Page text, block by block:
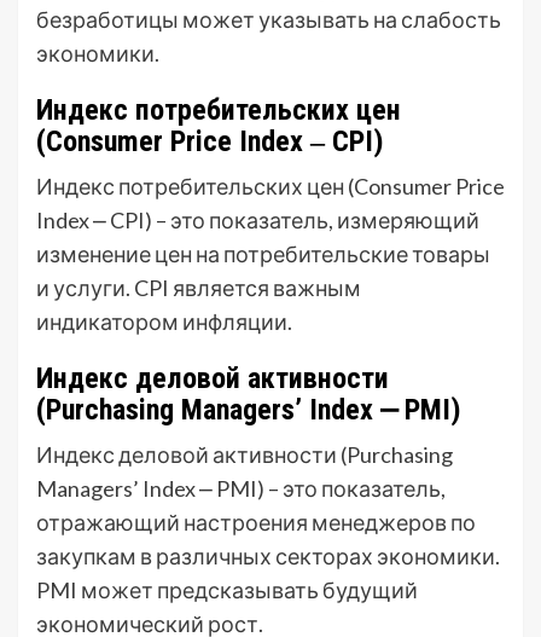
безработицы может указывать на слабость
экономики.
Индекс потребительских цен
(Consumer Price Index ‒ CPI)
Индекс потребительских цен (Consumer Price
Index ⎼ CPI) – это показатель, измеряющий
изменение цен на потребительские товары
и услуги. CPI является важным
индикатором инфляции.
Индекс деловой активности
(Purchasing Managers’ Index ⎼ PMI)
Индекс деловой активности (Purchasing
Managers’ Index ⎼ PMI) – это показатель,
отражающий настроения менеджеров по
закупкам в различных секторах экономики.
PMI может предсказывать будущий
экономический рост.